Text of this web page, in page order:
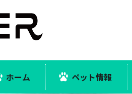
ホーム ペット情報